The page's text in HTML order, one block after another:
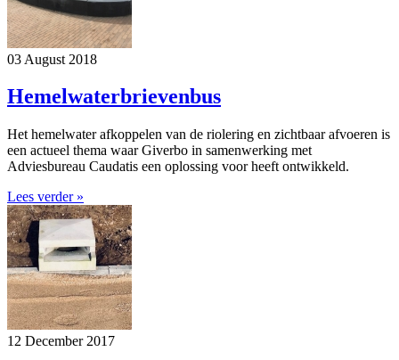
03 August 2018
Hemelwaterbrievenbus
Het hemelwater afkoppelen van de riolering en zichtbaar afvoeren is
een actueel thema waar Giverbo in samenwerking met
Adviesbureau Caudatis een oplossing voor heeft ontwikkeld.
Lees verder »
12 December 2017